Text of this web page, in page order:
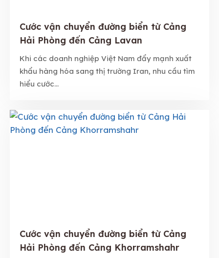
Cước vận chuyển đường biển từ Cảng
Hải Phòng đến Cảng Lavan
Khi các doanh nghiệp Việt Nam đẩy mạnh xuất
khẩu hàng hóa sang thị trường Iran, nhu cầu tìm
hiểu cước...
Cước vận chuyển đường biển từ Cảng
Hải Phòng đến Cảng Khorramshahr